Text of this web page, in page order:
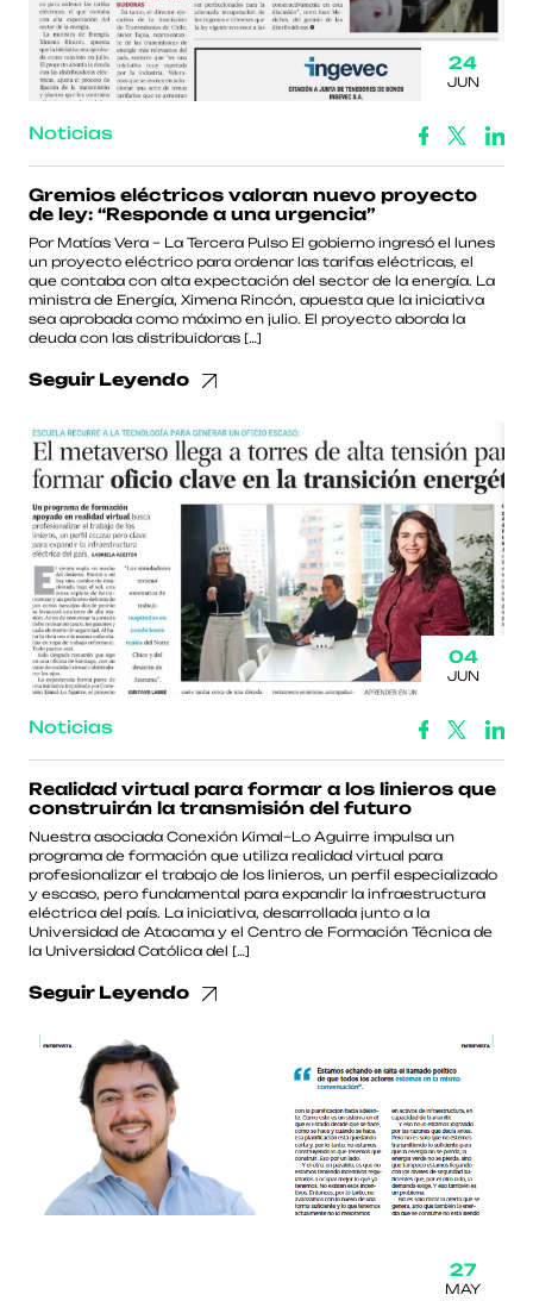
24
JUN
Noticias
Gremios eléctricos valoran nuevo proyecto
de ley: “Responde a una urgencia”
Por Matías Vera – La Tercera Pulso El gobierno ingresó el lunes
un proyecto eléctrico para ordenar las tarifas eléctricas, el
que contaba con alta expectación del sector de la energía. La
ministra de Energía, Ximena Rincón, apuesta que la iniciativa
sea aprobada como máximo en julio. El proyecto aborda la
deuda con las distribuidoras […]
Seguir Leyendo
04
JUN
Noticias
Realidad virtual para formar a los linieros que
construirán la transmisión del futuro
Nuestra asociada Conexión Kimal–Lo Aguirre impulsa un
programa de formación que utiliza realidad virtual para
profesionalizar el trabajo de los linieros, un perfil especializado
y escaso, pero fundamental para expandir la infraestructura
eléctrica del país. La iniciativa, desarrollada junto a la
Universidad de Atacama y el Centro de Formación Técnica de
la Universidad Católica del […]
Seguir Leyendo
27
MAY